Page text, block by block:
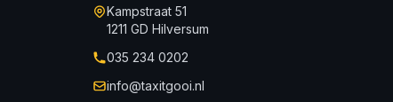
Kampstraat 51
1211 GD Hilversum
035 234 0202
info@taxitgooi.nl